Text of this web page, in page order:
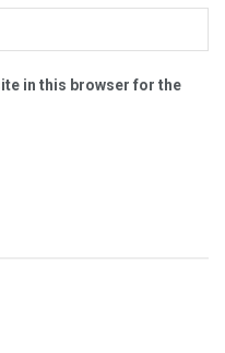
in this browser for the